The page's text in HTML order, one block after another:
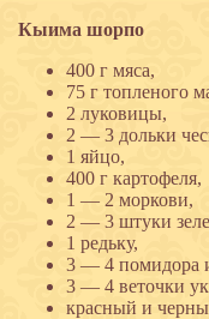
Кыима шорпо
400 г мяса,
75 г топленого
2 луковицы,
2 — 3 дольки
1 яйцо,
400 г картофеля,
1 — 2 моркови,
2 — 3 штуки
1 редьку,
3 — 4 помидора
3 — 4 веточки
красный и